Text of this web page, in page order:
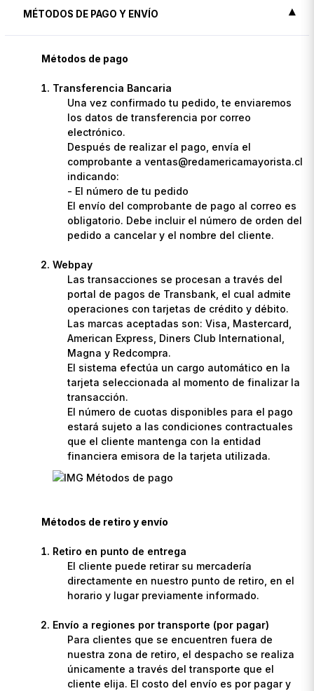
MÉTODOS DE PAGO Y ENVÍO
Métodos de pago
Transferencia Bancaria
Una vez confirmado tu pedido, te enviaremos
los datos de transferencia por correo
electrónico.
Después de realizar el pago, envía el
comprobante a ventas@redamericamayorista.cl
indicando:
- El número de tu pedido
El envío del comprobante de pago al correo es
obligatorio. Debe incluir el número de orden del
pedido a cancelar y el nombre del cliente.
Webpay
Las transacciones se procesan a través del
portal de pagos de Transbank, el cual admite
operaciones con tarjetas de crédito y débito.
Las marcas aceptadas son: Visa, Mastercard,
American Express, Diners Club International,
Magna y Redcompra.
El sistema efectúa un cargo automático en la
tarjeta seleccionada al momento de finalizar la
transacción.
El número de cuotas disponibles para el pago
estará sujeto a las condiciones contractuales
que el cliente mantenga con la entidad
financiera emisora de la tarjeta utilizada.
Métodos de retiro y envío
Retiro en punto de entrega
El cliente puede retirar su mercadería
directamente en nuestro punto de retiro, en el
horario y lugar previamente informado.
Envío a regiones por transporte (por pagar)
Para clientes que se encuentren fuera de
nuestra zona de retiro, el despacho se realiza
únicamente a través del transporte que el
cliente elija. El costo del envío es por pagar y